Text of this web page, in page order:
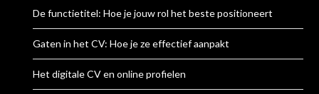
De functietitel: Hoe je jouw rol het beste positioneert
Gaten in het CV: Hoe je ze effectief aanpakt
Het digitale CV en online profielen